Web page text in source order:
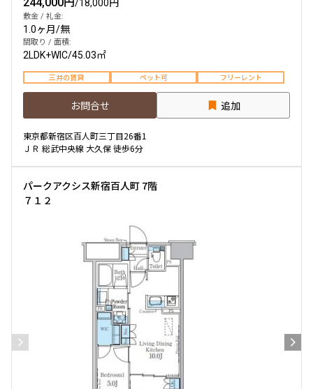
/18,000円
敷金 / 礼金:
1.0ヶ月/無
間取り / 面積:
2LDK+WIC/45.03㎡
三井の賃貸 ペット可 フリーレント
お問合せ 追加
東京都新宿区百人町三丁目26番1
ＪＲ 総武中央線 大久保 徒歩6分
パークアクシス新宿百人町 7階
７１２